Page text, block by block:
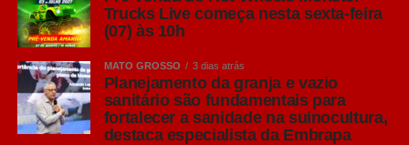
A verdadeira Pilsen (em português, Pils em alemão) tem
Reconhecida pela alta lupulagem, que lhe confere um
amargor acentuado, a cerveja pilsen ganhou notoriedade
por ser, à época, uma cerveja clara.
Trucks Live começa nesta sexta-feira
(07) às 10h
MATO GROSSO 3 dias atrás
Planejamento da granja e vazio
sanitário são fundamentais para
fortalecer a sanidade na suinocultura,
destaca especialista da Embrapa